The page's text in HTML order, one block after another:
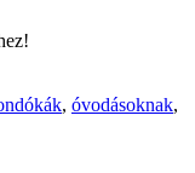
, óvodásoknak,